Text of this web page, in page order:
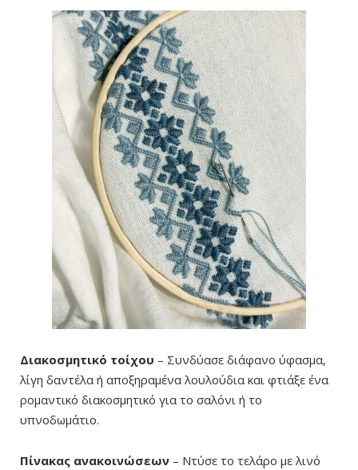
Διακοσμητικό τοίχου – Συνδύασε διάφανο ύφασμα,
λίγη δαντέλα ή αποξηραμένα λουλούδια και φτιάξε ένα
ρομαντικό διακοσμητικό για το σαλόνι ή το
υπνοδωμάτιο.
Πίνακας ανακοινώσεων – Ντύσε το τελάρο με λινό